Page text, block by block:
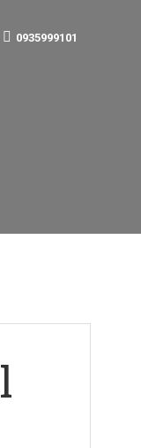
0935999101